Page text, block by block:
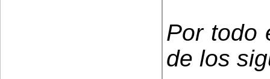
Por todo
de los